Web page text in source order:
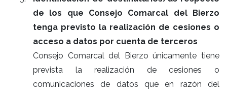
de los que Consejo Comarcal del Bierzo
tenga previsto la realización de cesiones o
acceso a datos por cuenta de terceros
Consejo Comarcal del Bierzo únicamente tiene
prevista la realización de cesiones o
comunicaciones de datos que en razón del